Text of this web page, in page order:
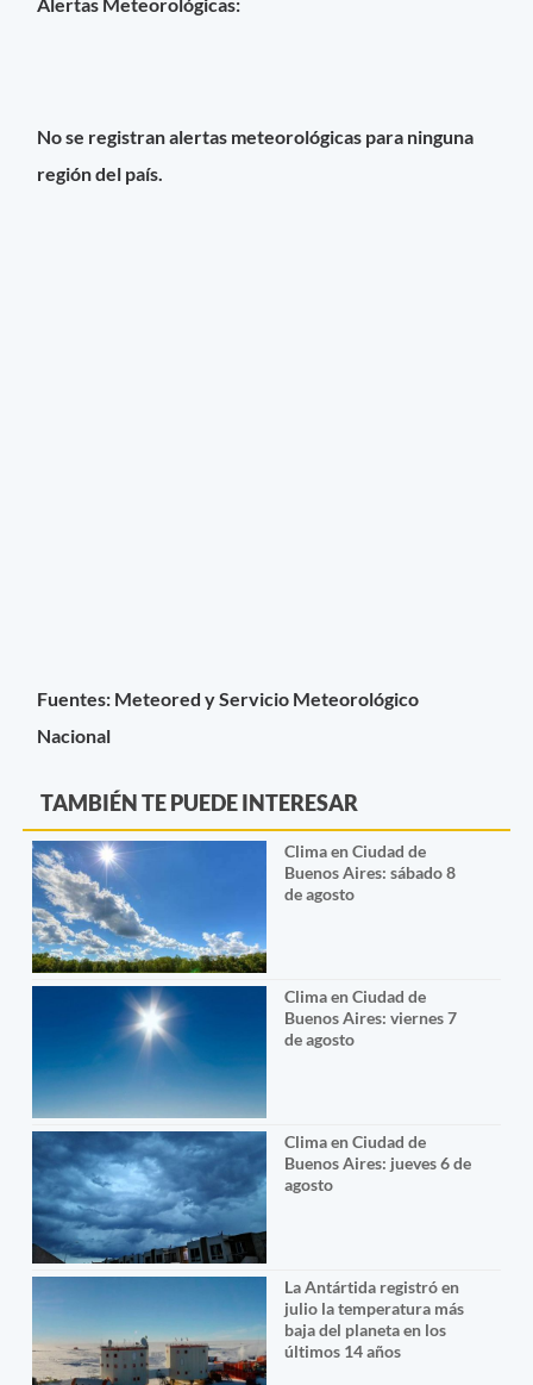
No se registran alertas meteorológicas para ninguna
región del país.
Fuentes: Meteored y Servicio Meteorológico
Nacional
TAMBIÉN TE PUEDE INTERESAR
Clima en Ciudad de
Buenos Aires: sábado 8
de agosto
Clima en Ciudad de
Buenos Aires: viernes 7
de agosto
Clima en Ciudad de
Buenos Aires: jueves 6 de
agosto
La Antártida registró en
julio la temperatura más
baja del planeta en los
últimos 14 años